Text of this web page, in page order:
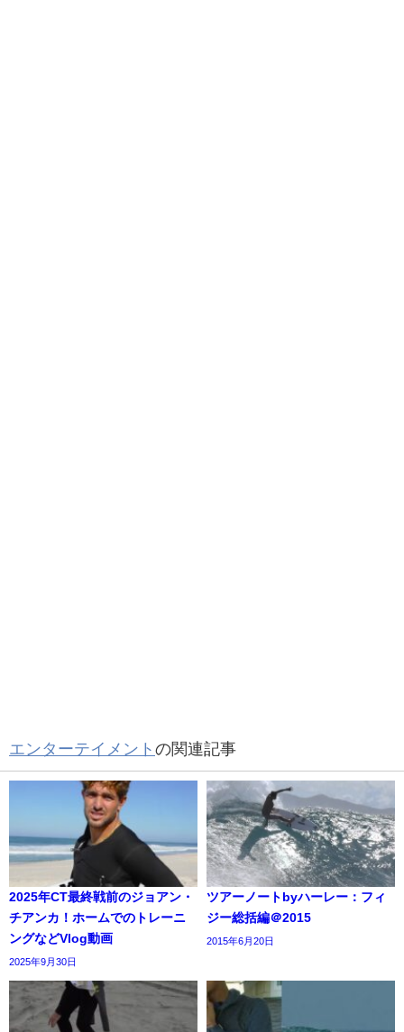
エンターテイメント の関連記事
2025年CT最終戦前のジョアン・
チアンカ！ホームでのトレーニ
ングなどVlog動画
2025年9月30日
ツアーノートbyハーレー：フィ
ジー総括編＠2015
2015年6月20日